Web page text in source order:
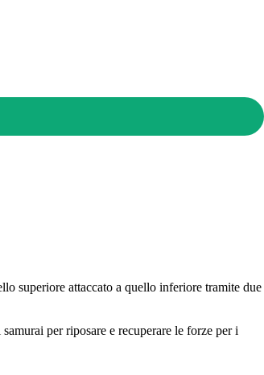
superiore attaccato a quello inferiore tramite due
per riposare e recuperare le forze per i